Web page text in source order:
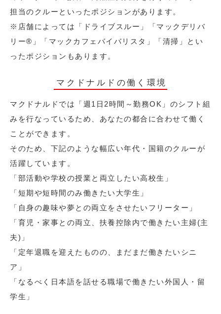
担当のクルーといったポジションがあります。
※店舗によっては「ドライブスルー」「マックデリバ
リー®︎」「マックカフェバイバリスタ」「清掃」とい
ったポジションもあります。
マクドナルドの働く環境
マクドナルドでは「週1日2時間～勤務OK」のシフト組
みを行なっているため、あなたの都合に合わせて働く
ことができます。
そのため、下記のような幅広い年代・国籍のクルーが
活躍しています。
「部活動や学校の授業と両立したい高校生」
「短期や短時間のみ働きたい大学生」
「自身の趣味や夢との両立をさせたいフリーター」
「育児・家事との両立、扶養控除内で働きたい主婦(主
夫)」
「定年退職を迎えたものの、まだまだ働きたいシニ
ア」
「なるべく日本語を話せる職場で働きたい外国人・留
学生」